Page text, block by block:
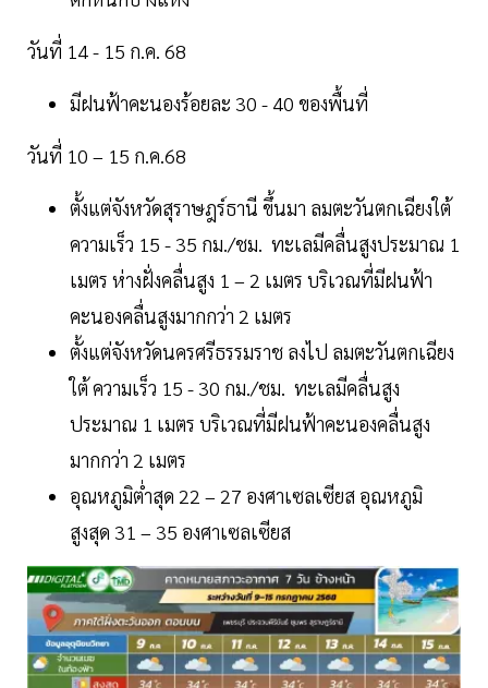
วันที่ 14 - 15 ก.ค. 68
มีฝนฟ้าคะนองร้อยละ 30 - 40 ของพื้นที่
วันที่ 10 – 15 ก.ค.68
ตั้งแต่จังหวัดสุราษฎร์ธานี ขึ้นมา ลมตะวันตกเฉียงใต้
ความเร็ว 15 - 35 กม./ชม. ทะเลมีคลื่นสูงประมาณ 1
เมตร ห่างฝั่งคลื่นสูง 1 – 2 เมตร บริเวณที่มีฝนฟ้า
คะนองคลื่นสูงมากกว่า 2 เมตร
ตั้งแต่จังหวัดนครศรีธรรมราช ลงไป ลมตะวันตกเฉียง
ใต้ ความเร็ว 15 - 30 กม./ชม. ทะเลมีคลื่นสูง
ประมาณ 1 เมตร บริเวณที่มีฝนฟ้าคะนองคลื่นสูง
มากกว่า 2 เมตร
อุณหภูมิต่ำสุด 22 – 27 องศาเซลเซียส อุณหภูมิ
สูงสุด 31 – 35 องศาเซลเซียส